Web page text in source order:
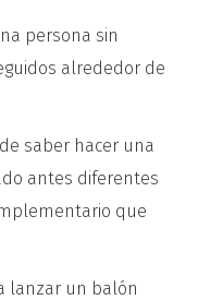
persona sin
alrededor de
saber hacer una
antes diferentes
que
lanzar un balón